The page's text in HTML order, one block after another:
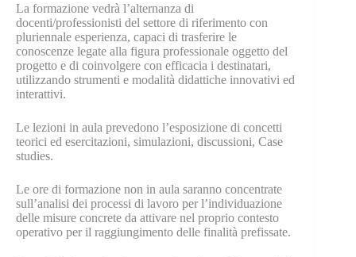
La formazione vedrà l’alternanza di
docenti/professionisti del settore di riferimento con
pluriennale esperienza, capaci di trasferire le
conoscenze legate alla figura professionale oggetto del
progetto e di coinvolgere con efficacia i destinatari,
utilizzando strumenti e modalità didattiche innovativi ed
interattivi.
Le lezioni in aula prevedono l’esposizione di concetti
teorici ed esercitazioni, simulazioni, discussioni, Case
studies.
Le ore di formazione non in aula saranno concentrate
sull’analisi dei processi di lavoro per l’individuazione
delle misure concrete da attivare nel proprio contesto
operativo per il raggiungimento delle finalità prefissate.